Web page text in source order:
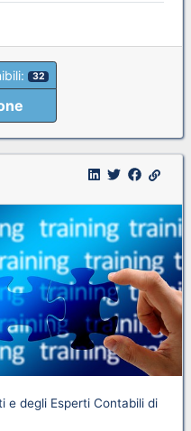
32
e degli Esperti Contabili di